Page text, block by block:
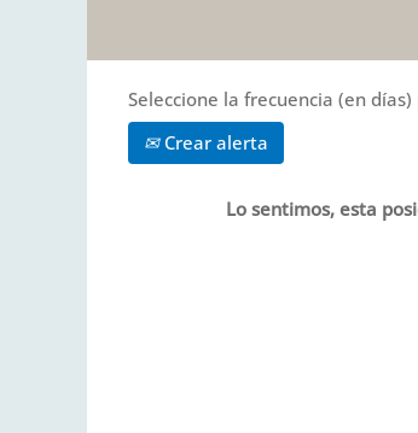
Seleccione la frecuencia (en
Crear alerta
Lo sentimos, esta